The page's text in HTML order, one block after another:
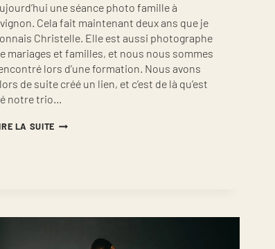
une séance photo famille à
Cela fait maintenant deux ans que je
Christelle. Elle est aussi photographe
mariages et familles, et nous nous sommes
lors d’une formation. Nous avons
de suite créé un lien, et c’est de là qu’est
notre trio…
LA SUITESÉANCE